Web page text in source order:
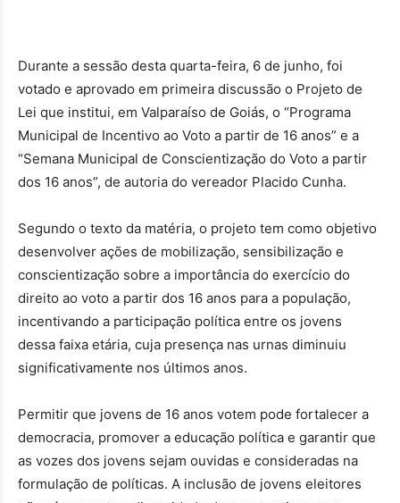
Durante a sessão desta quarta-feira, 6 de junho, foi
votado e aprovado em primeira discussão o Projeto de
Lei que institui, em Valparaíso de Goiás, o “Programa
Municipal de Incentivo ao Voto a partir de 16 anos” e a
“Semana Municipal de Conscientização do Voto a partir
dos 16 anos”, de autoria do vereador Placido Cunha.
Segundo o texto da matéria, o projeto tem como objetivo
desenvolver ações de mobilização, sensibilização e
conscientização sobre a importância do exercício do
direito ao voto a partir dos 16 anos para a população,
incentivando a participação política entre os jovens
dessa faixa etária, cuja presença nas urnas diminuiu
significativamente nos últimos anos.
Permitir que jovens de 16 anos votem pode fortalecer a
democracia, promover a educação política e garantir que
as vozes dos jovens sejam ouvidas e consideradas na
formulação de políticas. A inclusão de jovens eleitores